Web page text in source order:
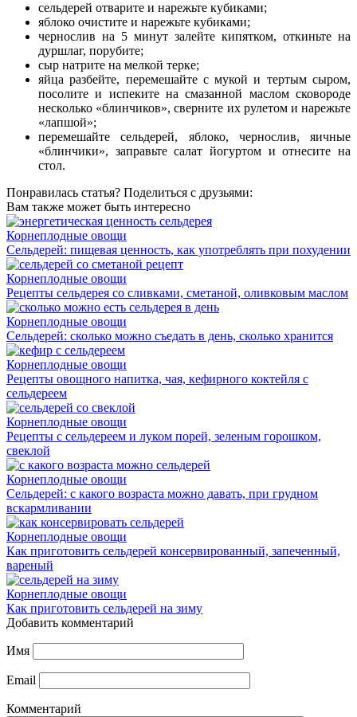
сельдерей отварите и нарежьте кубиками;
яблоко очистите и нарежьте кубиками;
чернослив на 5 минут залейте кипятком, откиньте на
дуршлаг, порубите;
сыр натрите на мелкой терке;
яйца разбейте, перемешайте с мукой и тертым сыром,
посолите и испеките на смазанной маслом сковороде
несколько «блинчиков», сверните их рулетом и нарежьте
«лапшой»;
перемешайте сельдерей, яблоко, чернослив, яичные
«блинчики», заправьте салат йогуртом и отнесите на
стол.
Понравилась статья? Поделиться с друзьями:
Вам также может быть интересно
Корнеплодные овощи
Сельдерей: пищевая ценность, как употреблять при похудении
Корнеплодные овощи
Рецепты сельдерея со сливками, сметаной, оливковым маслом
Корнеплодные овощи
Сельдерей: сколько можно съедать в день, сколько хранится
Корнеплодные овощи
Рецепты овощного напитка, чая, кефирного коктейля с
сельдереем
Корнеплодные овощи
Рецепты с сельдереем и луком порей, зеленым горошком,
свеклой
Корнеплодные овощи
Сельдерей: с какого возраста можно давать, при грудном
вскармливании
Корнеплодные овощи
Как приготовить сельдерей консервированный, запеченный,
вареный
Корнеплодные овощи
Как приготовить сельдерей на зиму
Добавить комментарий
Имя
Email
Комментарий